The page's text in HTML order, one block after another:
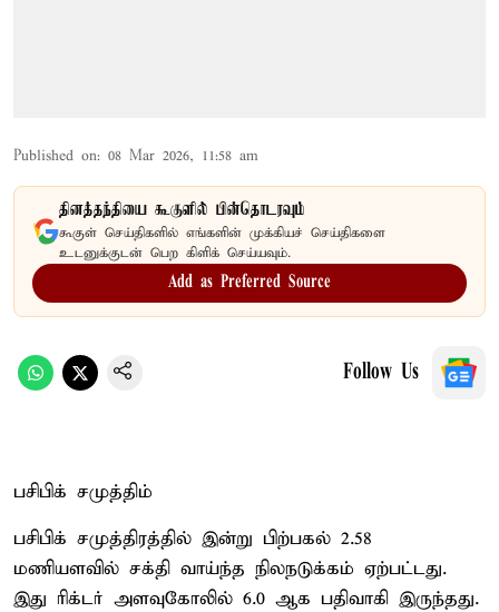
Published on: 08 Mar 2026, 11:58 am
தினத்தந்தியை கூகுளில் பின்தொடரவும்
கூகுள் செய்திகளில் எங்களின் முக்கியச் செய்திகளை
உடனுக்குடன் பெற கிளிக் செய்யவும்.
Add as Preferred Source
Follow Us
பசிபிக் சமுத்திம்
பசிபிக் சமுத்திரத்தில் இன்று பிற்பகல் 2.58
மணியளவில் சக்தி வாய்ந்த நிலநடுக்கம் ஏற்பட்டது.
இது ரிக்டர் அளவுகோலில் 6.0 ஆக பதிவாகி இருந்தது.